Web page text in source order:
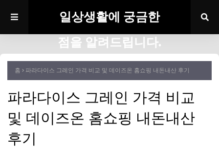
일상생활에 궁금한
점을 알려드립니다.
홈 파라다이스 그레인 가격 비교 및 데이즈온 홈쇼핑 내돈내산 후기
파라다이스 그레인 가격 비교
및 데이즈온 홈쇼핑 내돈내산
후기